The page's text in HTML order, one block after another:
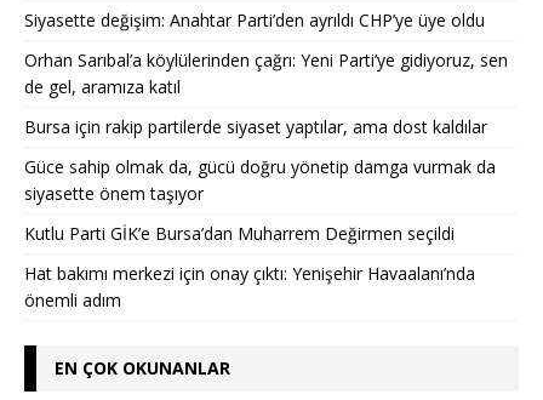
Siyasette değişim: Anahtar Parti’den ayrıldı CHP’ye üye oldu
Orhan Sarıbal’a köylülerinden çağrı: Yeni Parti’ye gidiyoruz, sen
de gel, aramıza katıl
Bursa için rakip partilerde siyaset yaptılar, ama dost kaldılar
Güce sahip olmak da, gücü doğru yönetip damga vurmak da
siyasette önem taşıyor
Kutlu Parti GİK’e Bursa’dan Muharrem Değirmen seçildi
Hat bakımı merkezi için onay çıktı: Yenişehir Havaalanı’nda
önemli adım
EN ÇOK OKUNANLAR